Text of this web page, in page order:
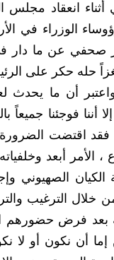
أثناء انعقاد
رؤوساء الوزراء في
عن ما دار في
حله حكر على
أن ما يحدث
أننا فوجئنا جميعاً
فقد اقتضت
، الأمر أبعد
الكيان الصهيوني
من خلال
بعد فرض حضورهم
أن نكون أو لا